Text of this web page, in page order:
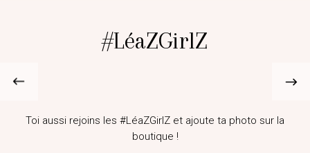
#LéaZGirlZ
Toi aussi rejoins les #LéaZGirlZ et ajoute ta photo sur la
boutique !